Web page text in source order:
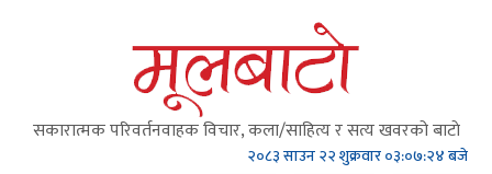
सकारात्मक परिवर्तनवाहक विचार, कला/साहित्य र सत्य खवरको बाटाे
२०८३ साउन २२ शुक्रवार०३:०७:२५ बजे